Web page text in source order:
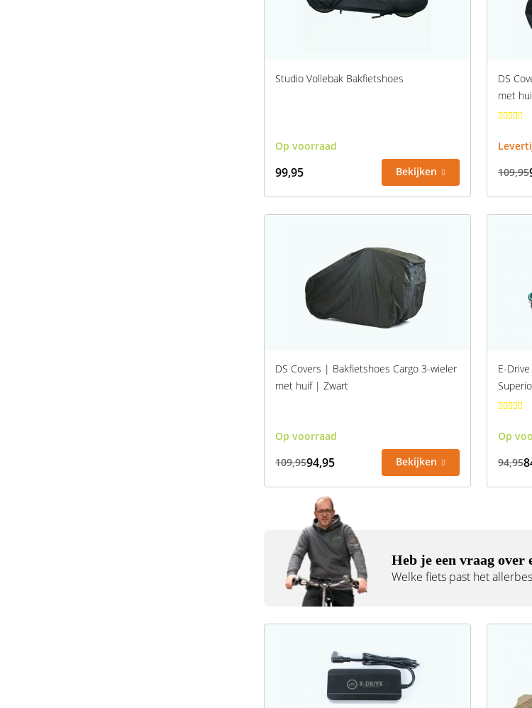
Studio Vollebak Bakfietshoes
Op voorraad
99,95 Bekijken
DS
met
109,95
DS Covers | Bakfietshoes Cargo 3-wieler
met huif | Zwart
Op voorraad
109,9594,95 Bekijken
E-
Op
94,95
Heb je een vraag over
Welke fiets past het